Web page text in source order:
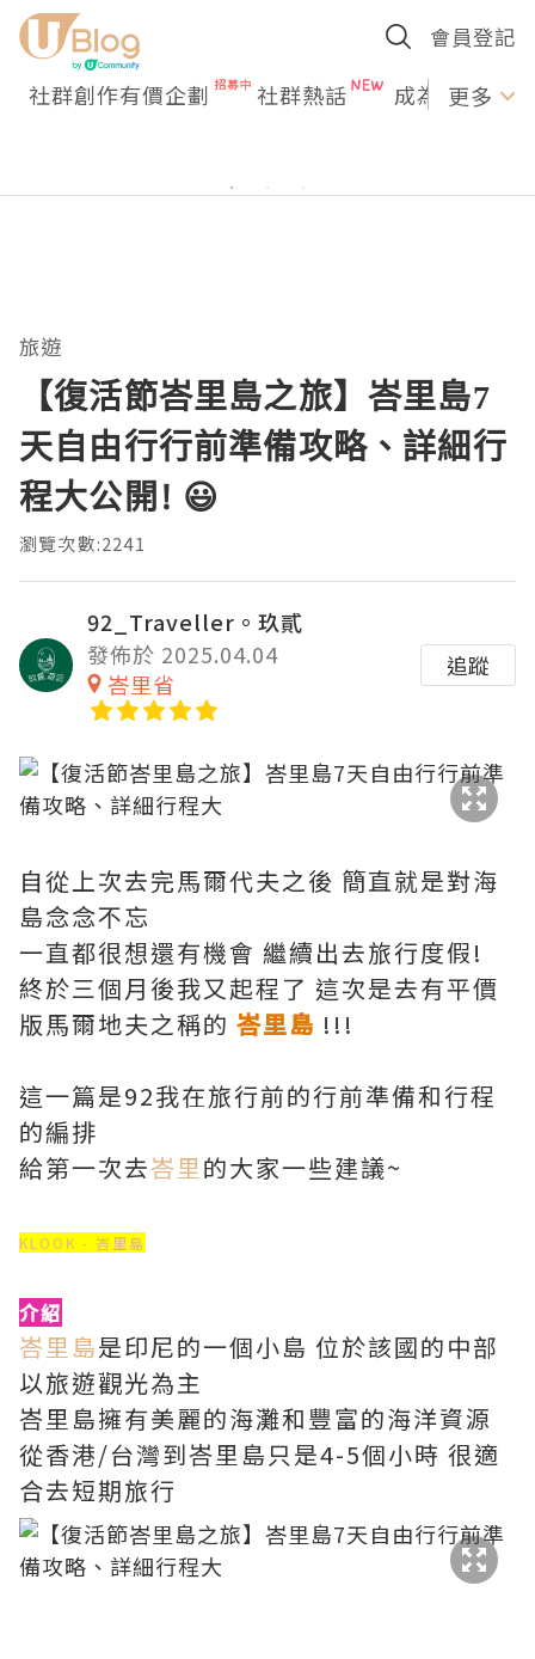
會員登記
社群創作有價企劃 社群熱話 成為U更多
旅遊
【復活節峇里島之旅】峇里島7
天自由行行前準備攻略、詳細行
程大公開! 😃
瀏覽次數:2241
92_Traveller。玖貳
發佈於 2025.04.04
峇里省
追蹤
自從上次去完馬爾代夫之後 簡直就是對海
島念念不忘
一直都很想還有機會 繼續出去旅行度假!
終於三個月後我又起程了 這次是去有平價
版馬爾地夫之稱的 峇里島 !!!
這一篇是92我在旅行前的行前準備和行程
的編排
給第一次去峇里的大家一些建議~
KLOOK - 峇里島
介紹
峇里島是印尼的一個小島 位於該國的中部
以旅遊觀光為主
峇里島擁有美麗的海灘和豐富的海洋資源
從香港/台灣到峇里島只是4-5個小時 很適
合去短期旅行